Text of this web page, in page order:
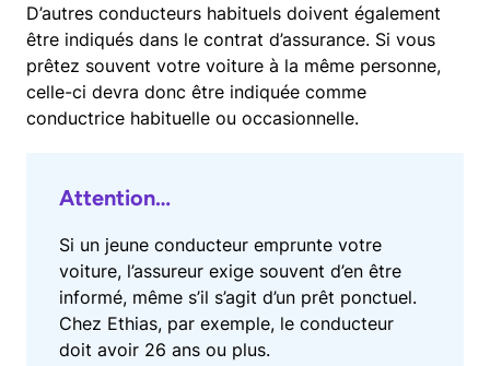
D’autres conducteurs habituels doivent également
être indiqués dans le contrat d’assurance. Si vous
prêtez souvent votre voiture à la même personne,
celle-ci devra donc être indiquée comme
conductrice habituelle ou occasionnelle.
Attention…
Si un jeune conducteur emprunte votre
voiture, l’assureur exige souvent d’en être
informé, même s’il s’agit d’un prêt ponctuel.
Chez Ethias, par exemple, le conducteur
doit avoir 26 ans ou plus.